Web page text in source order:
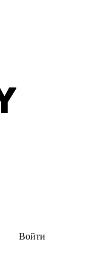
Войти